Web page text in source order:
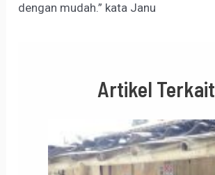
dengan mudah.” kata Janu
Artikel Terkait